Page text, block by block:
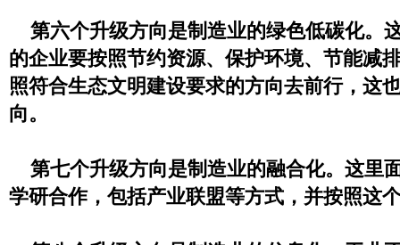
第六个升级方向是制造业的绿色低碳化。
的企业要按照节约资源、保护环境、节能减
照符合生态文明建设要求的方向去前行，这
向。
第七个升级方向是制造业的融合化。这里
学研合作，包括产业联盟等方式，并按照这